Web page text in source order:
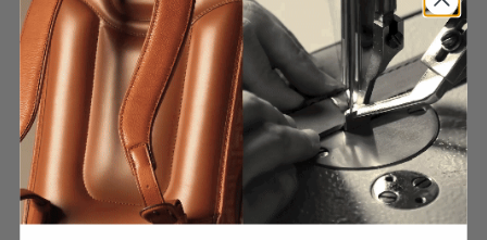
革婚式ギフト
結婚祝い
自分へのご褒美
藍染革
誕生日祝い